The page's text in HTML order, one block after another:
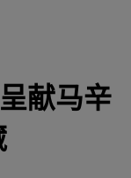
献马辛